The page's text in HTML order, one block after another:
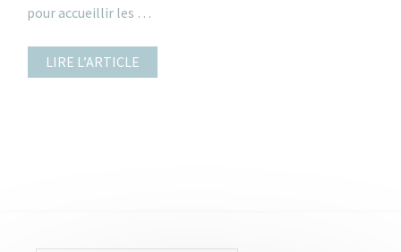
pour accueillir les …
LIRE L’ARTICLE